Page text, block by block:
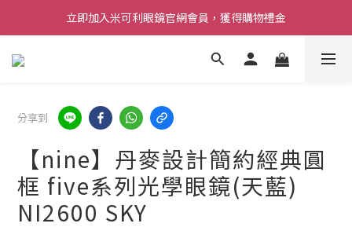
立即加入米可利眼鏡官網會員，獲得購物禮金
分享到
【nine】丹麥設計簡約經典圓
框 five系列光學眼鏡(天藍)
NI2600 SKY